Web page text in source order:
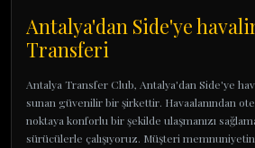
Antalya'dan Side'ye
Transferi
Antalya Transfer Club, Antalya'dan Side'ye
sunan güvenilir bir şirkettir. Havaalanından
noktaya konforlu bir şekilde ulaşmanızı
sürücülerle çalışıyoruz. Müşteri